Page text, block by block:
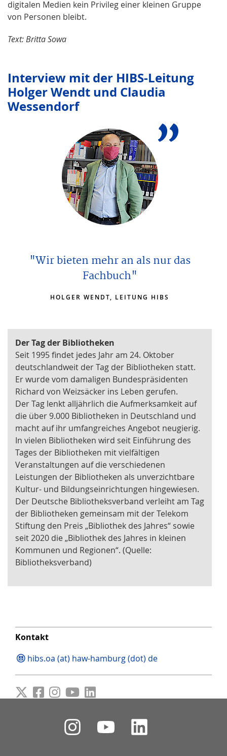
digitalen Medien kein Privileg einer kleinen Gruppe
von Personen bleibt.
Text: Britta Sowa
Interview mit der HIBS-Leitung
Holger Wendt und Claudia
Wessendorf
"Wir bieten mehr an als nur das
Fachbuch"
HOLGER WENDT, LEITUNG HIBS
Der Tag der Bibliotheken
Seit 1995 findet jedes Jahr am 24. Oktober
deutschlandweit der Tag der Bibliotheken statt.
Er wurde vom damaligen Bundespräsidenten
Richard von Weizsäcker ins Leben gerufen.
Der Tag lenkt alljährlich die Aufmerksamkeit auf
die über 9.000 Bibliotheken in Deutschland und
macht auf ihr umfangreiches Angebot neugierig.
In vielen Bibliotheken wird seit Einführung des
Tages der Bibliotheken mit vielfältigen
Veranstaltungen auf die verschiedenen
Leistungen der Bibliotheken als unverzichtbare
Kultur- und Bildungseinrichtungen hingewiesen.
Der Deutsche Bibliotheksverband verleiht am Tag
der Bibliotheken gemeinsam mit der Telekom
Stiftung den Preis „Bibliothek des Jahres“ sowie
seit 2020 die „Bibliothek des Jahres in kleinen
Kommunen und Regionen“. (Quelle:
Bibliotheksverband)
Kontakt
hibs.oa (at) haw-hamburg (dot) de